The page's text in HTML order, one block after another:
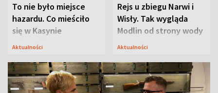
To nie było miejsce
hazardu. Co mieściło
się w Kasynie
Oficerskim?
Aktualności
Rejs u zbiegu Narwi i
Wisły. Tak wygląda
Modlin od strony wody
Aktualności